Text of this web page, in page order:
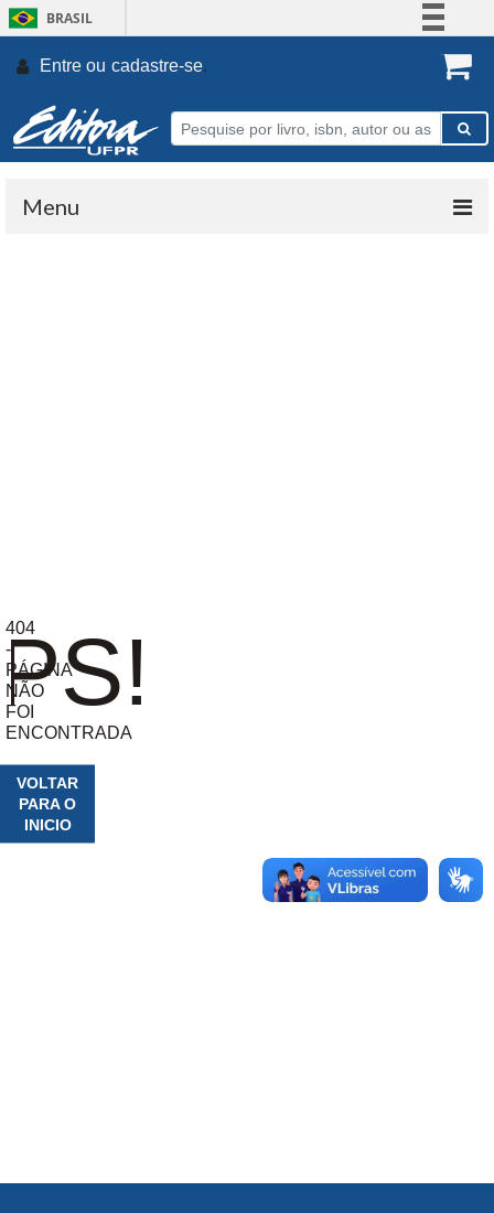
BRASIL
Participe
Entre ou cadastre-se.
Menu
404
-
PÁGINA
NÃO
FOI
ENCONTRADA
VOLTAR
PARA O
INICIO